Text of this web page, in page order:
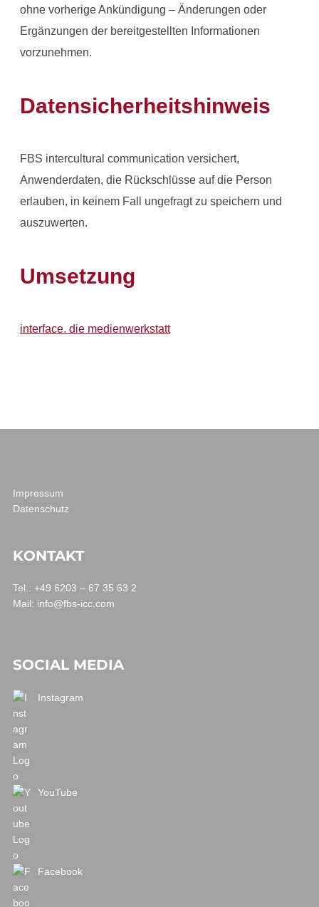
ohne vorherige Ankündigung – Änderungen oder
Ergänzungen der bereitgestellten Informationen
vorzunehmen.
Datensicherheitshinweis
FBS intercultural communication versichert,
Anwenderdaten, die Rückschlüsse auf die Person
erlauben, in keinem Fall ungefragt zu speichern und
auszuwerten.
Umsetzung
interface. die medienwerkstatt
Impressum
Datenschutz
KONTAKT
Tel.: +49 6203 – 67 35 63 2
Mail: info@fbs-icc.com
SOCIAL MEDIA
Instagram
YouTube
Facebook